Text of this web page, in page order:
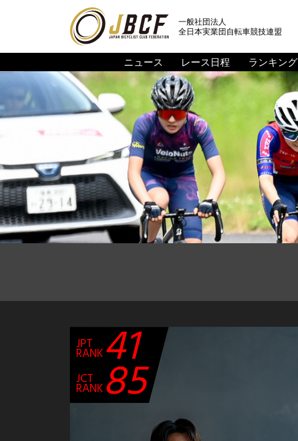
一般社団法人
全日本実業団自転車競技連盟
ニュース レース日程 ランキング
JPT
RANK41
JCT
RANK85